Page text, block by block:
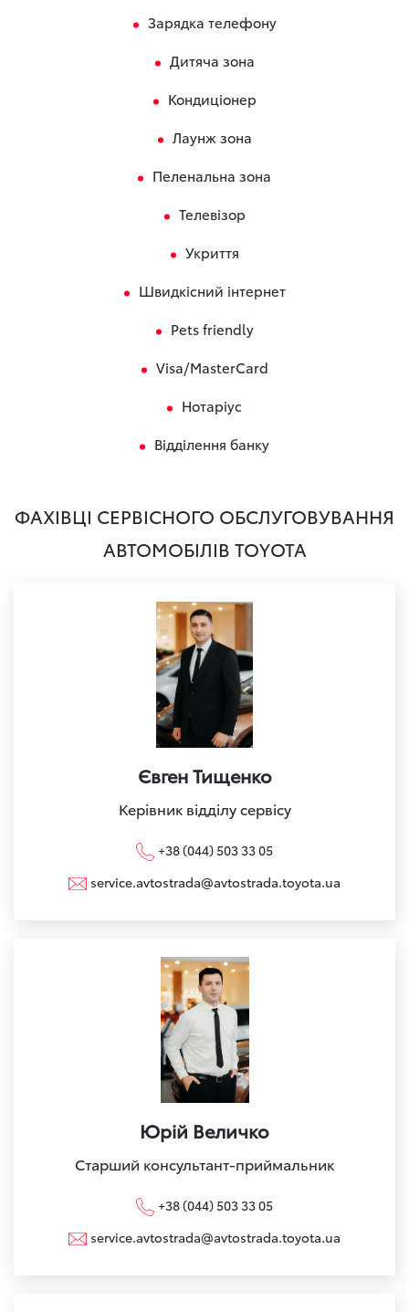
Зарядка телефону
Дитяча зона
Кондиціонер
Лаунж зона
Пеленальна зона
Телевізор
Укриття
Швидкісний інтернет
Pets friendly
Visa/MasterCard
Нотаріус
Відділення банку
ФАХІВЦІ СЕРВІСНОГО ОБСЛУГОВУВАННЯ
АВТОМОБІЛІВ TOYOTA
Євген Тищенко
Керівник відділу сервісу
+38 (044) 503 33 05
service.avtostrada@avtostrada.toyota.ua
Юрій Величко
Старший консультант-приймальник
+38 (044) 503 33 05
service.avtostrada@avtostrada.toyota.ua